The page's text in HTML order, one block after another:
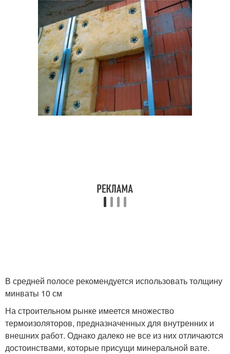
В средней полосе рекомендуется использовать толщину
минваты 10 см
На строительном рынке имеется множество
термоизоляторов, предназначенных для внутренних и
внешних работ. Однако далеко не все из них отличаются
достоинствами, которые присущи минеральной вате.